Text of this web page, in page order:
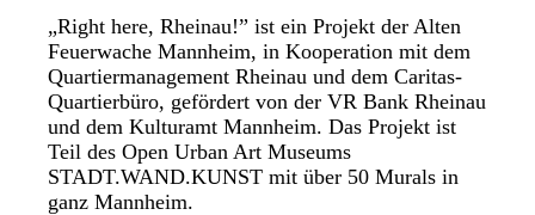
„Right here, Rheinau!” ist ein Projekt der Alten
Feuerwache Mannheim, in Kooperation mit dem
Quartiermanagement Rheinau und dem Caritas-
Quartierbüro, gefördert von der VR Bank Rheinau
und dem Kulturamt Mannheim. Das Projekt ist
Teil des Open Urban Art Museums
STADT.WAND.KUNST mit über 50 Murals in
ganz Mannheim.